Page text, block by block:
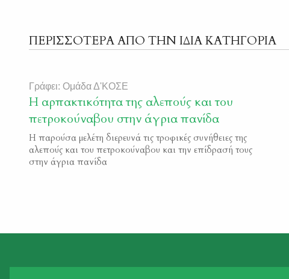
ΠΕΡΙΣΣΟΤΕΡΑ ΑΠΟ ΤΗΝ ΙΔΙΑ ΚΑΤΗΓΟΡΙΑ
Γράφει: Ομάδα Δ'ΚΟΣΕ
Η αρπακτικότητα της αλεπούς και του
πετροκούναβου στην άγρια πανίδα
Η παρούσα μελέτη διερευνά τις τροφικές συνήθειες της
αλεπούς και του πετροκούναβου και την επίδρασή τους
στην άγρια πανίδα